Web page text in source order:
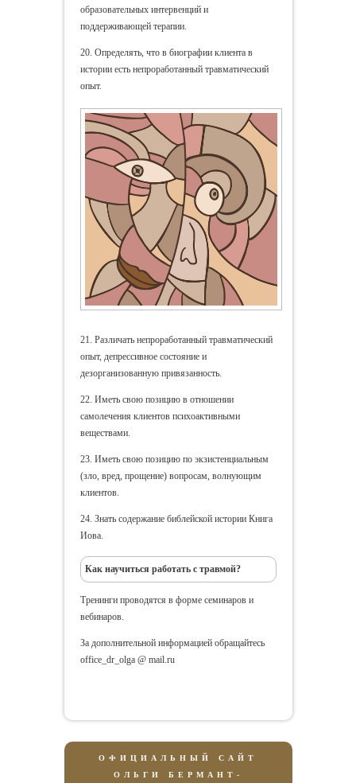
образовательных интервенций и
поддерживающей терапии.
20. Определять, что в биографии клиента в
истории есть непроработанный травматический
опыт.
21. Различать непроработанный травматический
опыт, депрессивное состояние и
дезорганизованную привязанность.
22. Иметь свою позицию в отношении
самолечения клиентов психоактивными
веществами.
23. Иметь свою позицию по экзистенциальным
(зло, вред, прощение) вопросам, волнующим
клиентов.
24. Знать содержание библейской истории Книга
Иова.
Как научиться работать с травмой?
Тренинги проводятся в форме семинаров и
вебинаров.
За дополнительной информацией обращайтесь
office_dr_olga @ mail.ru
ОФИЦИАЛЬНЫЙ САЙТ
ОЛЬГИ БЕРМАНТ-